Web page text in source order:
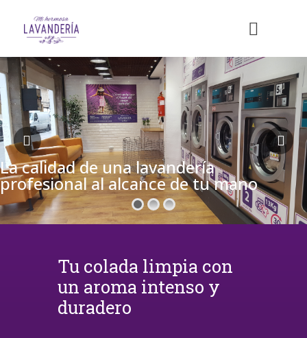
La calidad de una lavandería
profesional al alcance de tu mano
Tu colada limpia con
un aroma intenso y
duradero